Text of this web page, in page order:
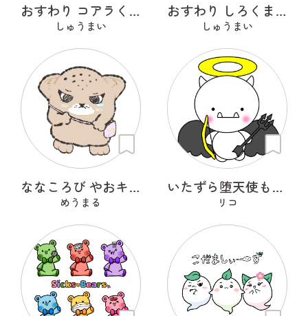
おすわり コアラくん
しゅうまい
おすわり しろくまくん
しゅうまい
ななころび やおキング
めうまる
いたずら堕天使もんもん
リコ